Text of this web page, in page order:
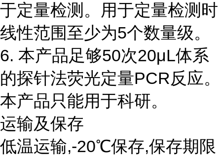
于定量检测。用于定量检测时
线性范围至少为5个数量级。
6. 本产品足够50次20μL体系
的探针法荧光定量PCR反应。
本产品只能用于科研。
运输及保存
低温运输,-20℃保存,保存期限